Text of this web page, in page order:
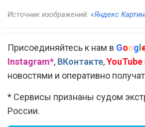
Источник изображений: «Яндекс
Присоединяйтесь к нам в Googl
Instagram*, ВКонтакте,YouTube
новостями и оперативно
* Сервисы признаны судом
России.